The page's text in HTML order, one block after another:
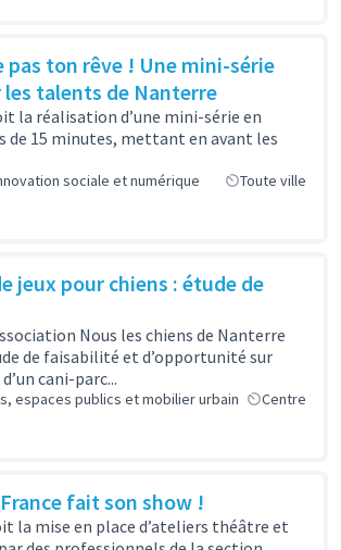
pas ton rêve ! Une mini-série
les talents de Nanterre
la réalisation d’une mini-série en
de 15 minutes, mettant en avant les
sociale et numérique Toute ville
jeux pour chiens : étude de
Nous les chiens de Nanterre
de faisabilité et d’opportunité sur
cani-parc...
espaces publics et mobilier urbain Centre
fait son show !
la mise en place d’ateliers théâtre et